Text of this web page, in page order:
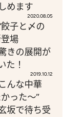
めます
2020.08.05
子と〆の
場
きの展開が
た！
2019.10.12
んな中華
った～”
坂で待ち受